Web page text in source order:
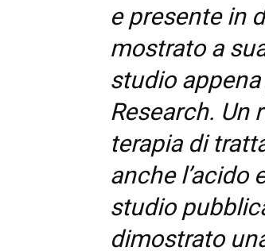
e presente in
mostrato a
studio
Research. Un
terapia di
anche l’acido
studio
dimostrato